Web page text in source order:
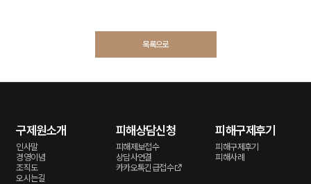
목록으로
구제원소개
인사말
경영이념
조직도
오시는길
피해상담신청
피해제보접수
상담사연결
카카오톡긴급접수
피해구제후기
피해구제후기
피해사례